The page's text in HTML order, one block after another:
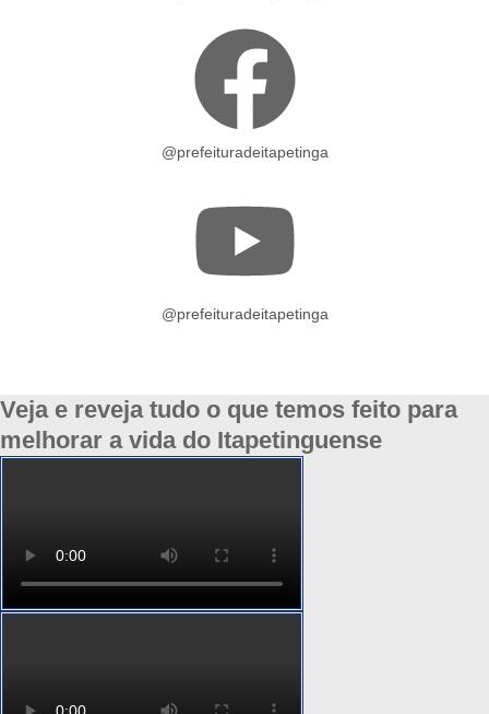
@prefeituradeitapetinga
@prefeituradeitapetinga
Veja e reveja tudo o que temos feito para
melhorar a vida do Itapetinguense